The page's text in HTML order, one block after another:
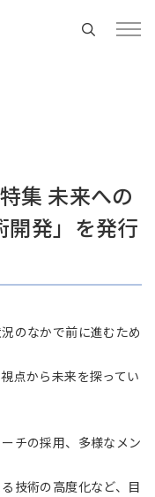
中です
集 未来への
開発」を発行
のなかで前に進むため
点から未来を探ってい
チの採用、多様なメン
技術の高度化など、目